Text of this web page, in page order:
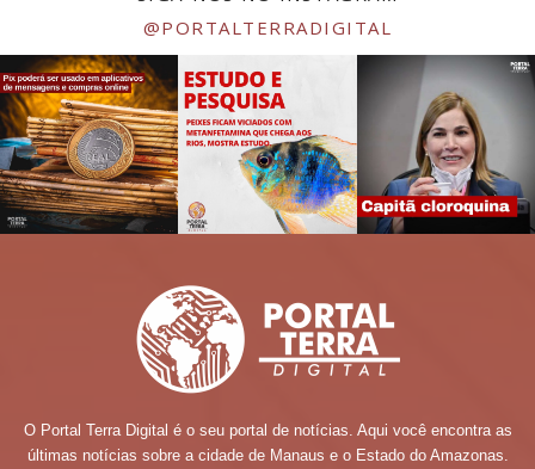
@PORTALTERRADIGITAL
O Portal Terra Digital é o seu portal de notícias. Aqui você encontra as
últimas notícias sobre a cidade de Manaus e o Estado do Amazonas.